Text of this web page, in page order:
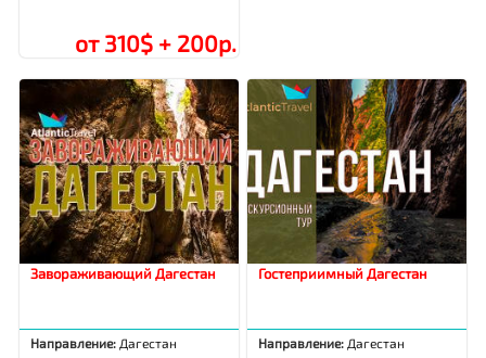
от 310$ + 200р.
Завораживающий Дагестан
Направление: Дагестан
Гостеприимный Дагестан
Направление: Дагестан